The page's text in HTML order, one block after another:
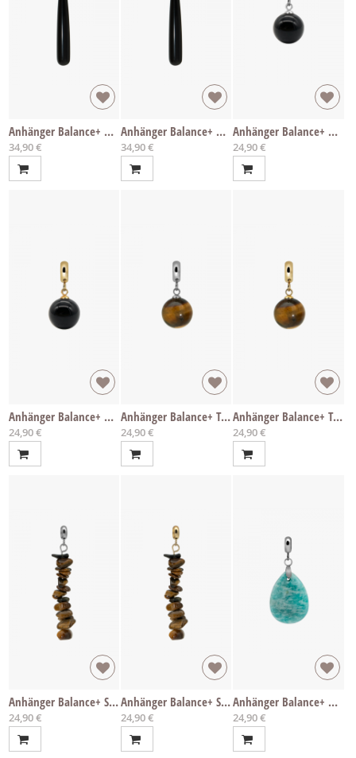
Anhänger Balance+ Onyx
34,90 €
Anhänger Balance+ Onyx
34,90 €
Anhänger Balance+ Onyx
24,90 €
Anhänger Balance+ Onyx
24,90 €
Anhänger Balance+ Tiger
24,90 €
Anhänger Balance+ Tiger
24,90 €
Anhänger Balance+ Split Tigerauge
24,90 €
Anhänger Balance+ Split Tigerauge
24,90 €
Anhänger Balance+ Amazonit
24,90 €